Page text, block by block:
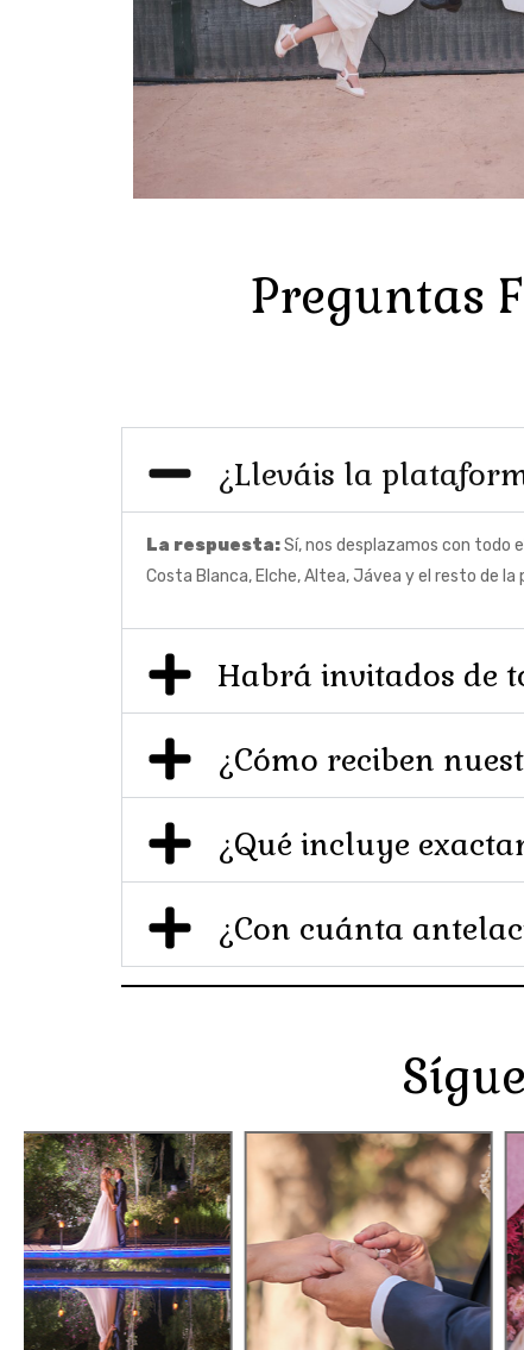
Preguntas
¿Lleváis la
La respuesta:Sí, nos desplazamos con todo
Costa Blanca, Elche, Altea, Jávea y el resto de
Habrá invitados de
¿Cómo reciben
¿Qué incluye
¿Con cuánta